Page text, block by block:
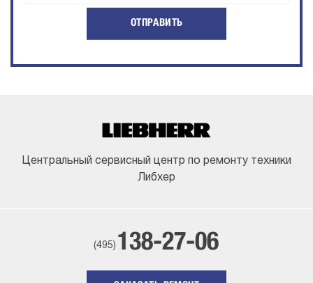
ОТПРАВИТЬ
Центральный сервисный центр по ремонту техники
Либхер
(495) 138-27-06